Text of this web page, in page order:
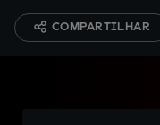
COMPARTILHAR